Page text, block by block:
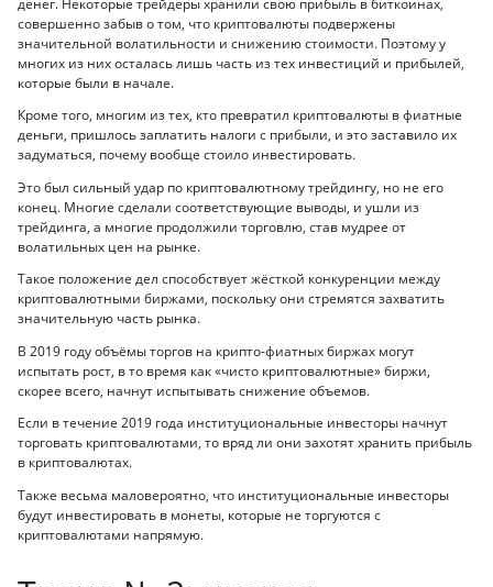
денег. Некоторые трейдеры хранили свою прибыль в биткоинах,
совершенно забыв о том, что криптовалюты подвержены
значительной волатильности и снижению стоимости. Поэтому у
многих из них осталась лишь часть из тех инвестиций и прибылей,
которые были в начале.
Кроме того, многим из тех, кто превратил криптовалюты в фиатные
деньги, пришлось заплатить налоги с прибыли, и это заставило их
задуматься, почему вообще стоило инвестировать.
Это был сильный удар по криптовалютному трейдингу, но не его
конец. Многие сделали соответствующие выводы, и ушли из
трейдинга, а многие продолжили торговлю, став мудрее от
волатильных цен на рынке.
Такое положение дел способствует жёсткой конкуренции между
криптовалютными биржами, поскольку они стремятся захватить
значительную часть рынка.
В 2019 году объёмы торгов на крипто-фиатных биржах могут
испытать рост, в то время как «чисто криптовалютные» биржи,
скорее всего, начнут испытывать снижение объемов.
Если в течение 2019 года институциональные инвесторы начнут
торговать криптовалютами, то вряд ли они захотят хранить прибыль
в криптовалютах.
Также весьма маловероятно, что институциональные инвесторы
будут инвестировать в монеты, которые не торгуются с
криптовалютами напрямую.